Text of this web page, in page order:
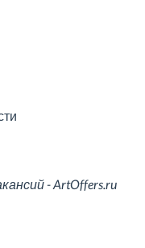
- ArtOffers.ru